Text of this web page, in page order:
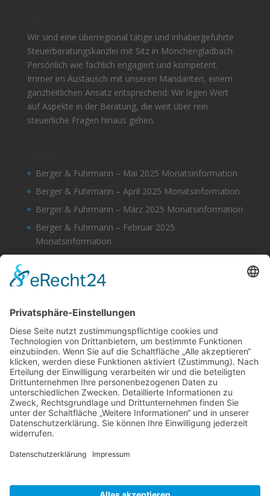
Wir sind eine überregional tätige und inhabergeführte
Steuerberatungskanzlei mit Sitz in Mönchengladbach.
Persönlich wie fachlich engagiert und kompetent.
Immer im Austausch mit unseren Mandanten, einem
ganzheitlichen Ansatz entsprechend: Wir legen Wert
auf Aspekte in der Beratung, die weit über rein
steuerliche Fragen hinaus gehen.
Berger & Fuhrmann – Mai 2025 Monatsinformation
Berger & Fuhrmann – April 2025 Monatsinformation
Berger & Fuhrmann – März 2025 Monatsinformation
Berger & Fuhrmann – Februar 2025
Monatsinformation
Monatsinformation
Suche
Datenschutz
Cookie-Einstellungen
Sonstige
Kontakt
Facebook
Anfahrt & Lageplan